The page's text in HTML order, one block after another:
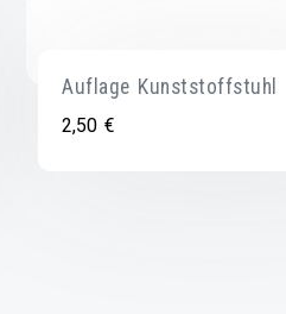
Auflage Kunststoffstuhl
2,50€